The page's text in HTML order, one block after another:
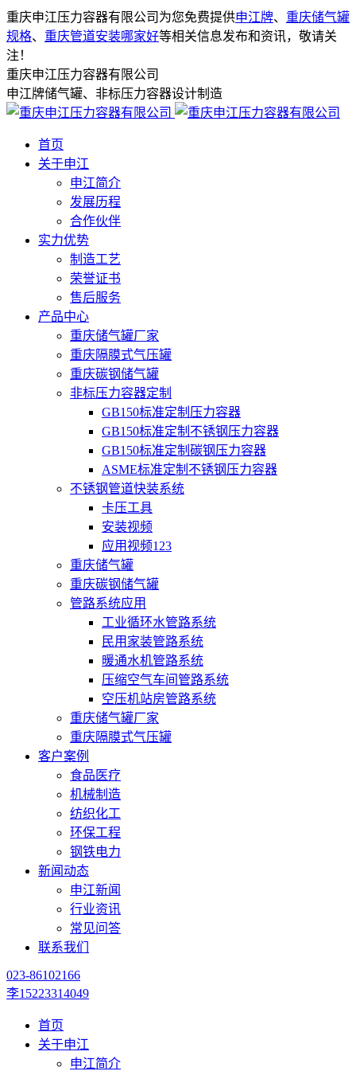
重庆申江压力容器有限公司为您免费提供申江牌、 重庆储气罐
规格、 重庆管道安装哪家好等相关信息发布和资讯，敬请关
注！
重庆申江压力容器有限公司
申江牌储气罐、非标压力容器设计制造
首页
关于申江
申江简介
发展历程
合作伙伴
实力优势
制造工艺
荣誉证书
售后服务
产品中心
重庆储气罐厂家
重庆隔膜式气压罐
重庆碳钢储气罐
非标压力容器定制
GB150标准定制压力容器
GB150标准定制不锈钢压力容器
GB150标准定制碳钢压力容器
ASME标准定制不锈钢压力容器
不锈钢管道快装系统
卡压工具
安装视频
应用视频123
重庆储气罐
重庆碳钢储气罐
管路系统应用
工业循环水管路系统
民用家装管路系统
暖通水机管路系统
压缩空气车间管路系统
空压机站房管路系统
重庆储气罐厂家
重庆隔膜式气压罐
客户案例
食品医疗
机械制造
纺织化工
环保工程
钢铁电力
新闻动态
申江新闻
行业资讯
常见问答
联系我们
023-86102166
李15223314049
首页
关于申江
申江简介